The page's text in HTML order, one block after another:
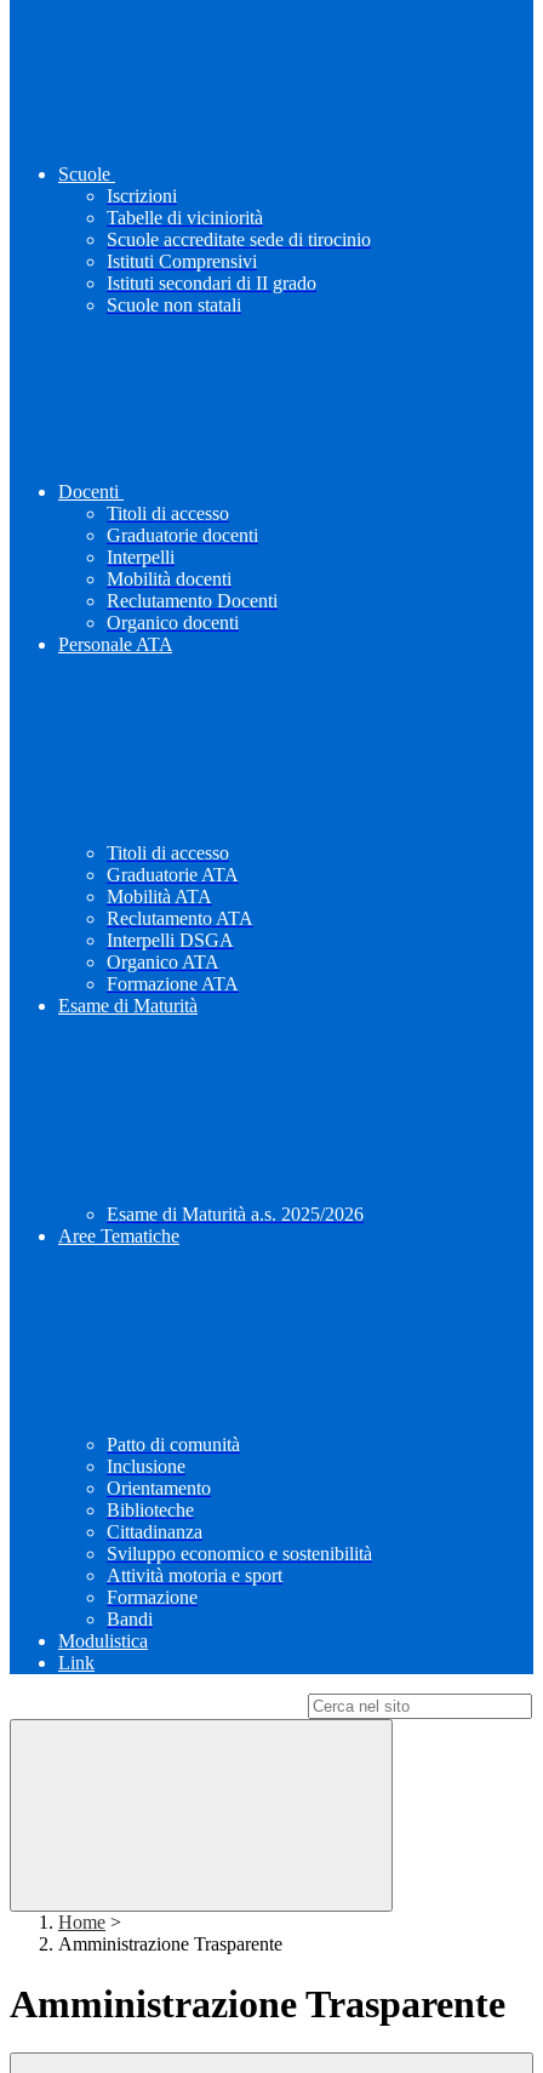
Scuole
Iscrizioni
Tabelle di viciniorità
Scuole accreditate sede di tirocinio
Istituti Comprensivi
Istituti secondari di II grado
Scuole non statali
Docenti
Titoli di accesso
Graduatorie docenti
Interpelli
Mobilità docenti
Reclutamento Docenti
Organico docenti
Personale ATA
Titoli di accesso
Graduatorie ATA
Mobilità ATA
Reclutamento ATA
Interpelli DSGA
Organico ATA
Formazione ATA
Esame di Maturità
Esame di Maturità a.s. 2025/2026
Aree Tematiche
Patto di comunità
Inclusione
Orientamento
Biblioteche
Cittadinanza
Sviluppo economico e sostenibilità
Attività motoria e sport
Formazione
Bandi
Modulistica
Link
Home >
Amministrazione Trasparente
Amministrazione Trasparente